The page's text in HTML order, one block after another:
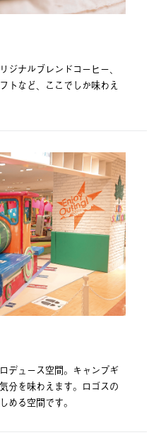
ジナルブレンドコーヒー、
トなど、ここでしか味わえ
デュース空間。キャンプギ
分を味わえます。ロゴスの
める空間です。